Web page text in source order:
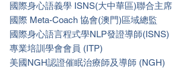
國際身心語義學 ISNS(大中華區)聯合主席
國際 Meta-Coach 協會(澳門)區域總監
國際身心語言程式學NLP發證導師(ISNS)
專業培訓學會會員 (ITP)
美國NGH認證催眠治療師及導師 (NGH)